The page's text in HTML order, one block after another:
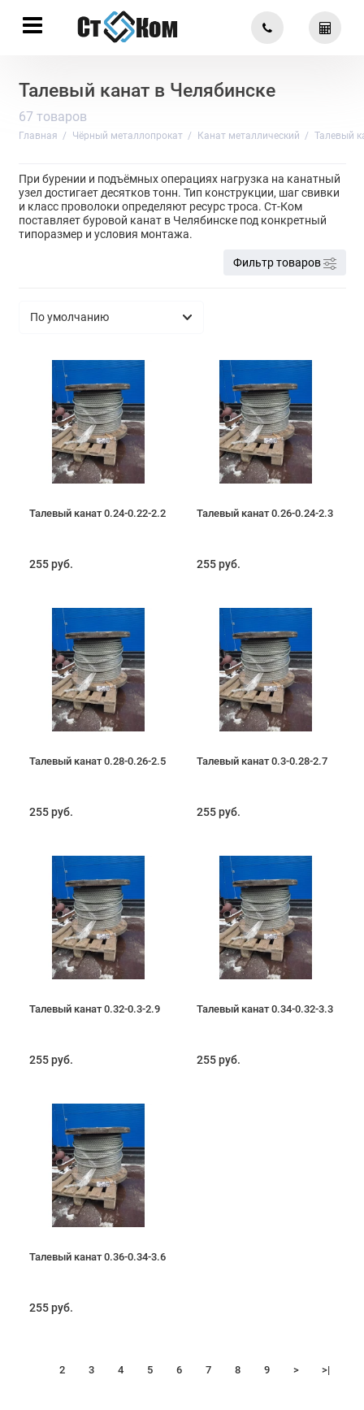
Талевый канат в Челябинске
67 товаров
Главная Чёрный металлопрокат Канат металлический Талевый
При бурении и подъёмных операциях нагрузка на канатный
узел достигает десятков тонн. Тип конструкции, шаг свивки
и класс проволоки определяют ресурс троса. Ст-Ком
поставляет буровой канат в Челябинске под конкретный
типоразмер и условия монтажа.
Фильтр товаров
Талевый канат 0.24-0.22-2.2
255 руб.
Талевый канат 0.26-0.24-2.3
255 руб.
Талевый канат 0.28-0.26-2.5
255 руб.
Талевый канат 0.3-0.28-2.7
255 руб.
Талевый канат 0.32-0.3-2.9
255 руб.
Талевый канат 0.34-0.32-3.3
255 руб.
Талевый канат 0.36-0.34-3.6
255 руб.
2 3 4 5 6 7 8 9 > >|